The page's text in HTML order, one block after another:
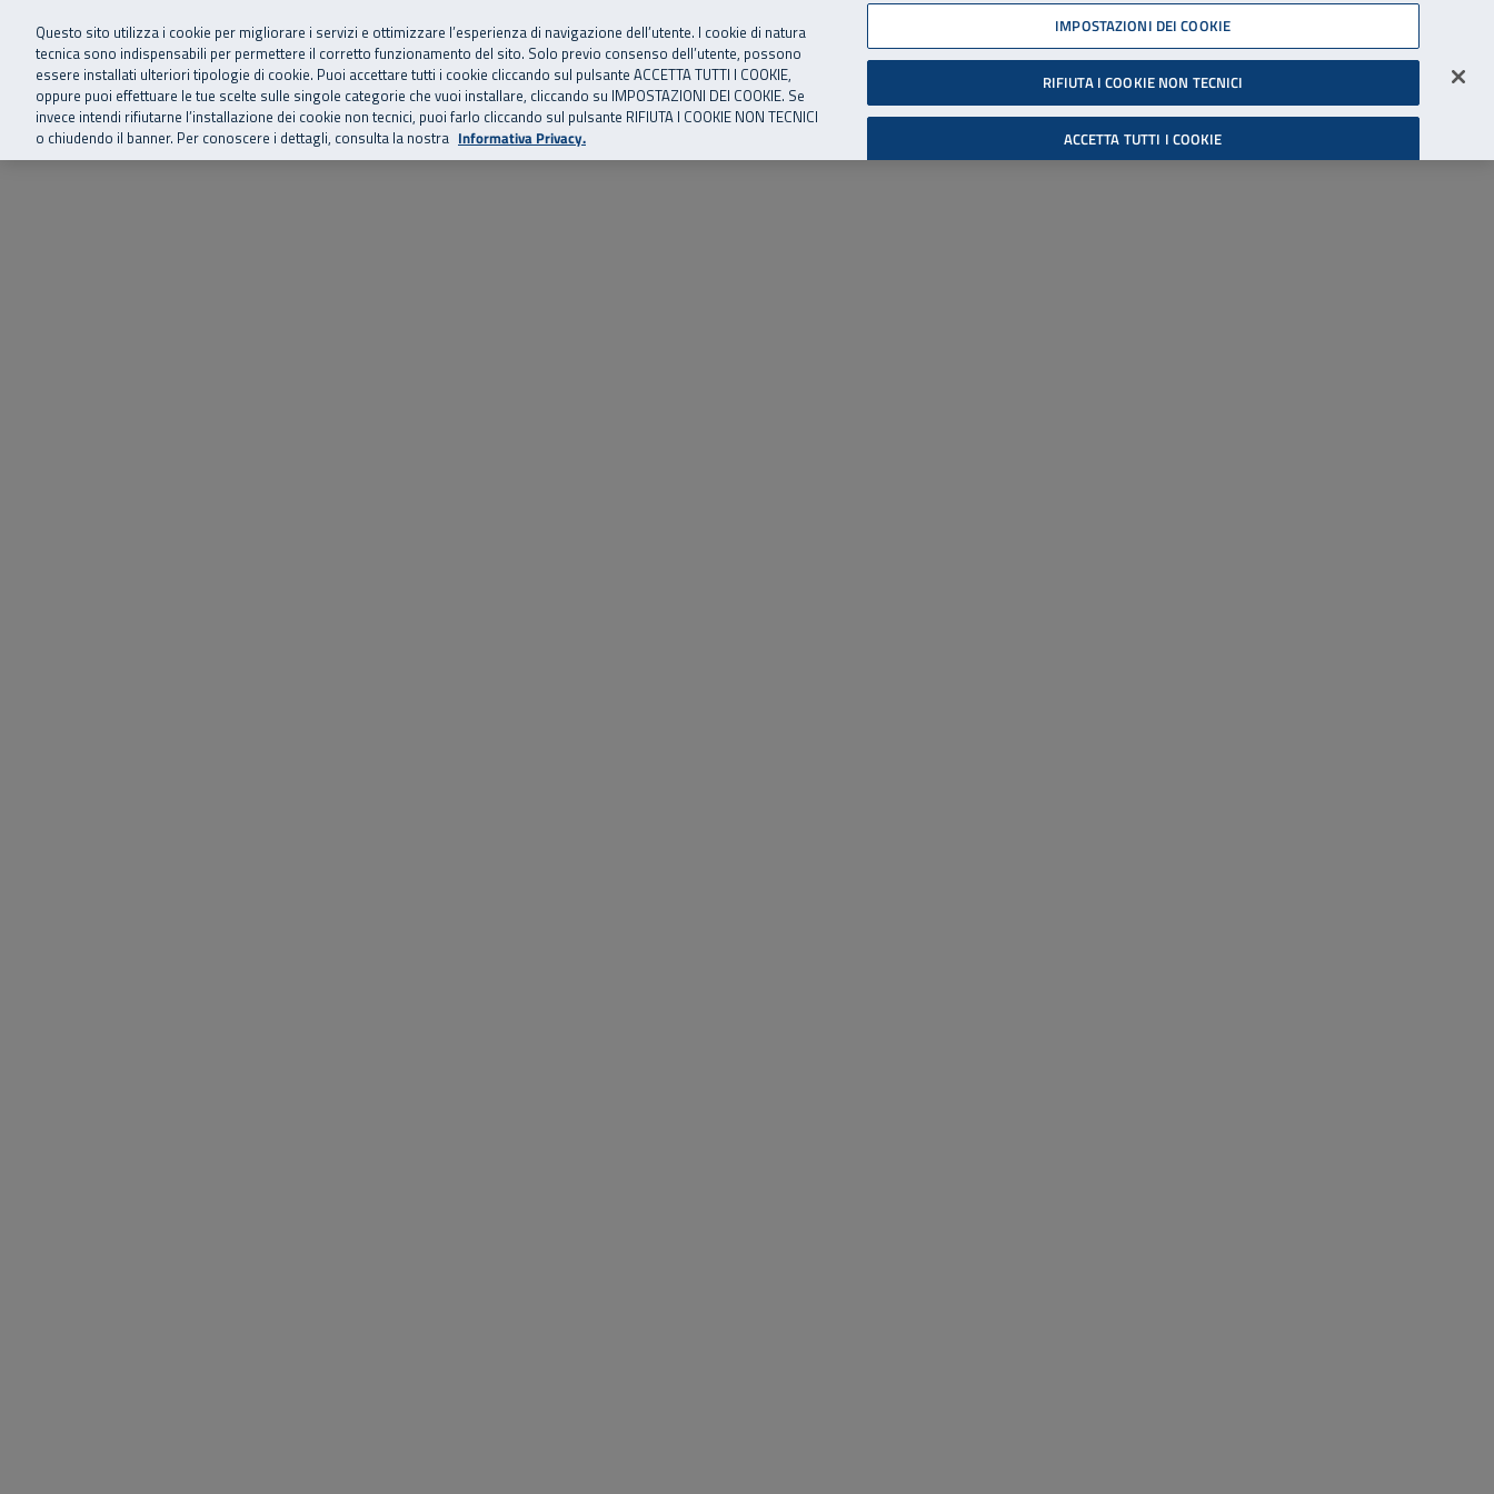
Vai al menu principale
Vai al contenuto principale
Vai al Footer 06 45539607
SuperAbile - il Contact Center Inail per il mondo della disabilità
Home Chi siamo Storie, news ed eventi Risorse utili Supporto Accessibilità
Cerca
Accedi all'area riservata
Questo sito utilizza i cookie per migliorare i servizi e ottimizzare l’esperienza di navigazione dell’utente. I cookie di natura
tecnica sono indispensabili per permettere il corretto funzionamento del sito. Solo previo consenso dell’utente, possono
essere installati ulteriori tipologie di cookie. Puoi accettare tutti i cookie cliccando sul pulsante ACCETTA TUTTI I COOKIE,
oppure puoi effettuare le tue scelte sulle singole categorie che vuoi installare, cliccando su IMPOSTAZIONI DEI COOKIE. Se
invece intendi rifiutarne l’installazione dei cookie non tecnici, puoi farlo cliccando sul pulsante RIFIUTA I COOKIE NON TECNICI
o chiudendo il banner. Per conoscere i dettagli, consulta la nostra Informativa Privacy.
IMPOSTAZIONI DEI COOKIE
RIFIUTA I COOKIE NON TECNICI
ACCETTA TUTTI I COOKIE